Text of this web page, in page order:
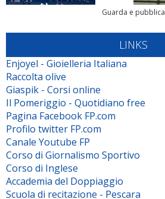
Guarda e pubblica
LINKS
Enjoyel - Gioielleria Italiana
Raccolta olive
Giaspik - Corsi online
Il Pomeriggio - Quotidiano free
Pagina Facebook FP.com
Profilo twitter FP.com
Canale Youtube FP
Corso di Giornalismo Sportivo
Corso di Inglese
Accademia del Doppiaggio
Scuola di recitazione - Pescara